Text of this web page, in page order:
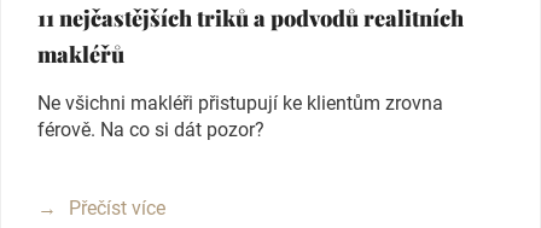
11 nejčastějších triků a podvodů realitních
makléřů
Ne všichni makléři přistupují ke klientům zrovna
férově. Na co si dát pozor?
Přečíst více